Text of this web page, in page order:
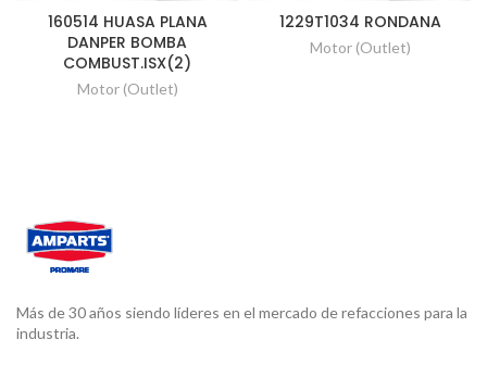
160514 HUASA PLANA
DANPER BOMBA
COMBUST.ISX(2)
Motor (Outlet)
1229T1034 RONDANA
Motor (Outlet)
Más de 30 años siendo líderes en el mercado de refacciones para la
industria.